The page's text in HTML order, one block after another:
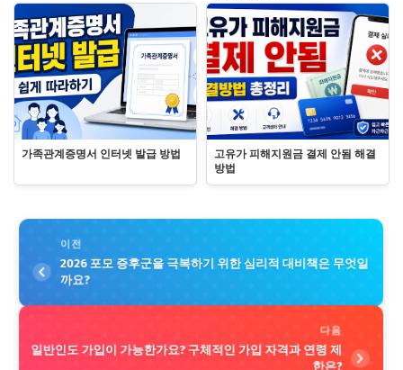
가족관계증명서 인터넷 발급 방법
고유가 피해지원금 결제 안됨 해결
방법
이전
2026 포모 증후군을 극복하기 위한 심리적 대비책은 무엇일
까요?
다음
일반인도 가입이 가능한가요? 구체적인 가입 자격과 연령 제
한은?